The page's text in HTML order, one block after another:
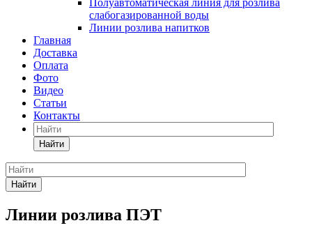
Полуавтоматическая линия для розлива
слабогазированной воды
Линии розлива напитков
Главная
Доставка
Оплата
Фото
Видео
Статьи
Контакты
Найти
Найти
Линии розлива ПЭТ